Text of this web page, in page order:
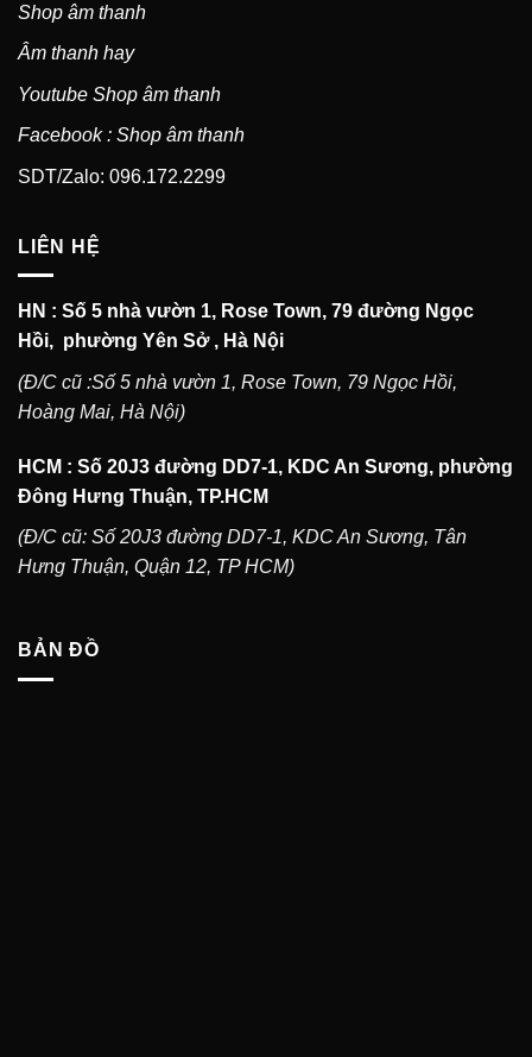
Shop âm thanh
Âm thanh hay
Youtube Shop âm thanh
Facebook : Shop âm thanh
SDT/Zalo: 096.172.2299
LIÊN HỆ
HN : Số 5 nhà vườn 1, Rose Town, 79 đường Ngọc
Hồi, phường Yên Sở , Hà Nội
(Đ/C cũ :Số 5 nhà vườn 1, Rose Town, 79 Ngọc Hồi,
Hoàng Mai, Hà Nội)
HCM : Số 20J3 đường DD7-1, KDC An Sương, phường
Đông Hưng Thuận, TP.HCM
(Đ/C cũ: Số 20J3 đường DD7-1, KDC An Sương, Tân
Hưng Thuận, Quận 12, TP HCM)
BẢN ĐỒ